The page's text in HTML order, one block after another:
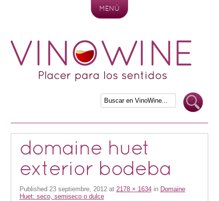
MENÚ
domaine huet
exterior bodeba
Published 23 septiembre, 2012at 2178 × 1634in Domaine
Huet: seco, semiseco o dulce